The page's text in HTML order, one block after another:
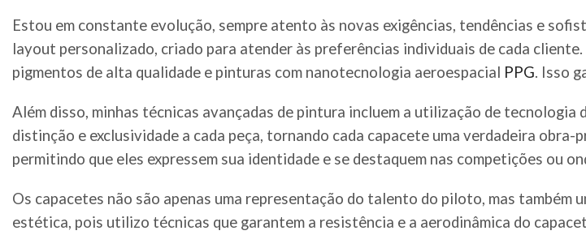
Estou em constante evolução, sempre atento às novas exigências, tendências e
layout personalizado, criado para atender às preferências individuais de cada
pigmentos de alta qualidade e pinturas com nanotecnologia aeroespacial PPG. Isso
Além disso, minhas técnicas avançadas de pintura incluem a utilização de
distinção e exclusividade a cada peça, tornando cada capacete uma verdadeira
permitindo que eles expressem sua identidade e se destaquem nas competições ou
Os capacetes não são apenas uma representação do talento do piloto, mas também
estética, pois utilizo técnicas que garantem a resistência e a aerodinâmica do